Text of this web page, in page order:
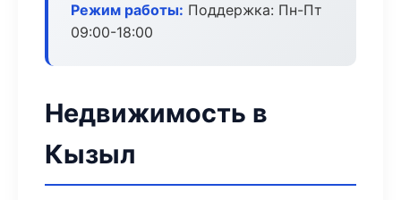
Режим работы: Поддержка: Пн-Пт
09:00-18:00
Недвижимость в
Кызыл